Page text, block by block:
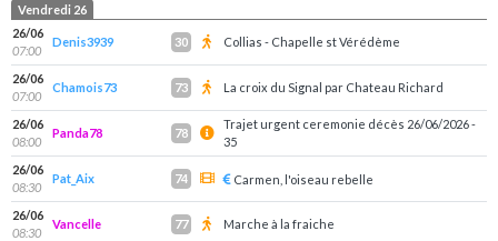
Vendredi 26
26/06
07:00
Denis3939 30 Collias - Chapelle st Vérédème
26/06
07:00
Chamois73 73 La croix du Signal par Chateau Richard
26/06
08:00
Panda78 78
Trajet urgent ceremonie décès 26/06/2026 -
35
26/06
08:30
Pat_Aix 74 Carmen, l'oiseau rebelle
26/06
08:30
Vancelle 77 Marche à la fraiche